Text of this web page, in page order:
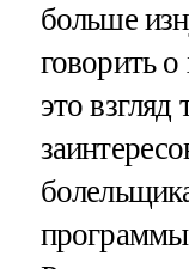
больше
говорить о
это взгляд